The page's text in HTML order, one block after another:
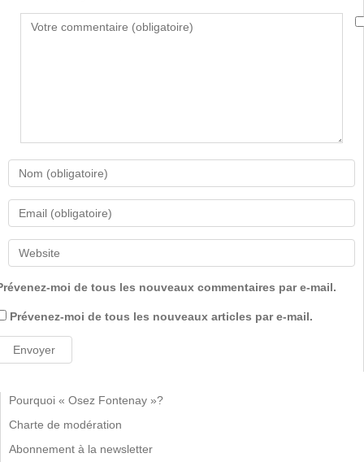
moi de tous les nouveaux commentaires par e-mail.
Prévenez-moi de tous les nouveaux articles par e-mail.
Pourquoi « Osez Fontenay »?
Charte de modération
Abonnement à la newsletter